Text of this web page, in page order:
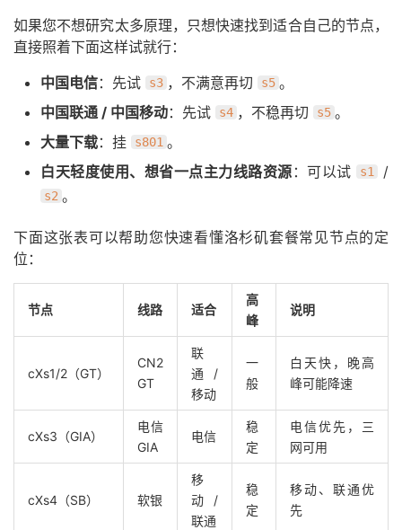
如果您不想研究太多原理，只想快速找到适合自己的节点，
直接照着下面这样试就行：
中国电信：先试 s3 ，不满意再切 s5 。
中国联通 / 中国移动：先试 s4 ，不稳再切 s5 。
大量下载：挂 s801 。
白天轻度使用、想省一点主力线路资源 ：可以试 s1 /
s2 。
下面这张表可以帮助您快速看懂洛杉矶套餐常见节点的定
位：
节点 线路 适合
高
峰
说明
cXs1/2（GT）
CN2
GT
联
通/
移动
一
般
白天快，晚高
峰可能降速
cXs3（GIA）
电信
GIA
电信
稳
定
电信优先，三
网可用
cXs4（SB） 软银
移
动/
联通
稳
定
移动、联通优
先